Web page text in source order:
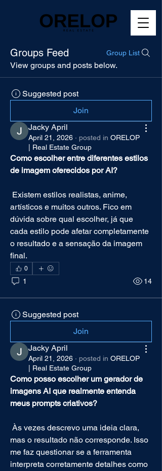
Groups Feed Group List
View groups and posts below.
Suggested post
Join
Jacky April
April 21, 2026 · posted in ORELOP
| Real Estate Group
Como escolher entre diferentes estilos
de imagem oferecidos por AI?
artísticos e muitos outros. Fico em
dúvida sobre qual escolher, já que
cada estilo pode afetar completamente
o resultado e a sensação da imagem
final.
0
1 14
Suggested post
Join
Jacky April
April 21, 2026 · posted in ORELOP
| Real Estate Group
Como posso escolher um gerador de
imagens AI que realmente entenda
meus prompts criativos?
mas o resultado não corresponde. Isso
me faz questionar se a ferramenta
interpreta corretamente detalhes como